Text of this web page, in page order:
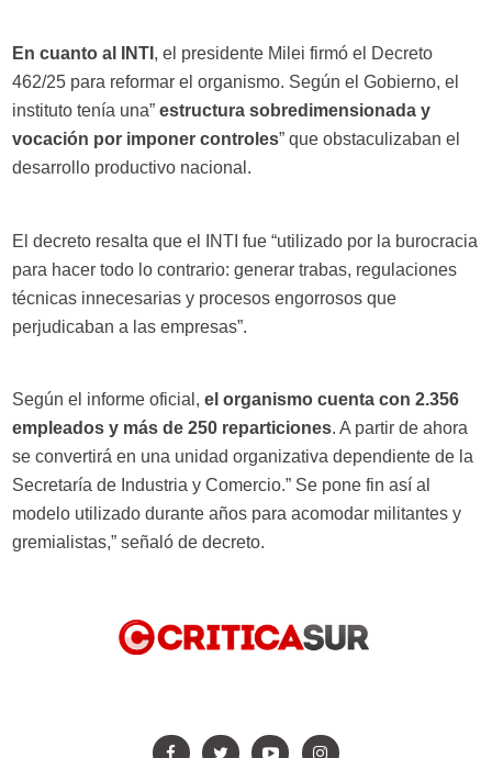
En cuanto al INTI , el presidente Milei firmó el Decreto
462/25 para reformar el organismo. Según el Gobierno, el
instituto tenía una”estructura sobredimensionada y
vocación por imponer controles” que obstaculizaban el
desarrollo productivo nacional.
El decreto resalta que el INTI fue “utilizado por la burocracia
para hacer todo lo contrario: generar trabas, regulaciones
técnicas innecesarias y procesos engorrosos que
perjudicaban a las empresas”.
Según el informe oficial, el organismo cuenta con 2.356
empleados y más de 250 reparticiones. A partir de ahora
se convertirá en una unidad organizativa dependiente de la
Secretaría de Industria y Comercio.” Se pone fin así al
modelo utilizado durante años para acomodar militantes y
gremialistas,” señaló de decreto.